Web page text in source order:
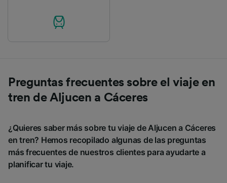
Preguntas frecuentes sobre el viaje en
tren de Aljucen a Cáceres
¿Quieres saber más sobre tu viaje de Aljucen a Cáceres
en tren? Hemos recopilado algunas de las preguntas
más frecuentes de nuestros clientes para ayudarte a
planificar tu viaje.